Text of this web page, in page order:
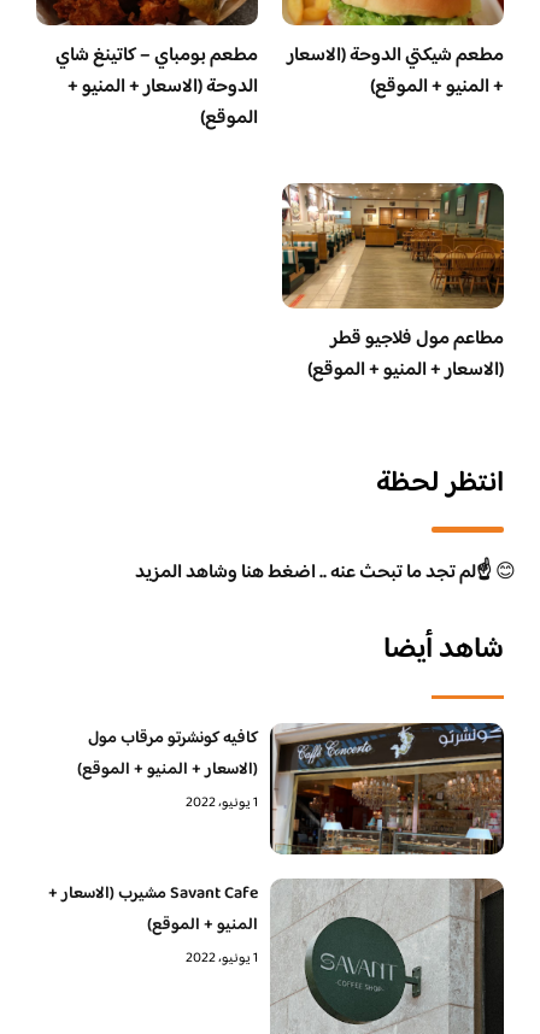
مطعم شيكتي الدوحة (الاسعار
+ المنيو + الموقع)
مطعم بومباي – كاتينغ شاي
الدوحة (الاسعار + المنيو +
الموقع)
مطاعم مول فلاجيو قطر
(الاسعار + المنيو + الموقع)
انتظر لحظة
😊☝️لم تجد ما تبحث عنه .. اضغط هنا وشاهد المزيد
شاهد أيضا
كافيه كونشرتو مرقاب مول
(الاسعار + المنيو + الموقع)
1 يونيو، 2022
Savant Cafe مشيرب (الاسعار +
المنيو + الموقع)
1 يونيو، 2022